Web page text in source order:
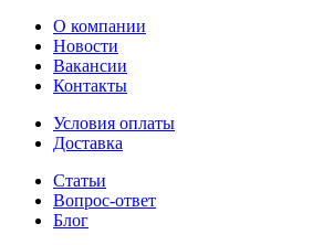
О компании
Новости
Вакансии
Контакты
Условия оплаты
Доставка
Статьи
Вопрос-ответ
Блог